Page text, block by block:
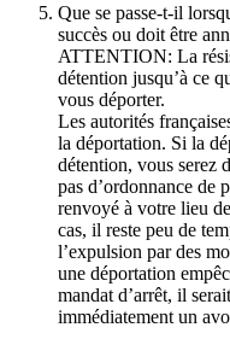
Que se passe-t-il
succès ou doit être
ATTENTION: La
détention jusqu’à ce
vous déporter.
Les autorités
la déportation. Si la
détention, vous serez
pas d’ordonnance de
renvoyé à votre lieu
cas, il reste peu de
l’expulsion par des
une déportation
mandat d’arrêt, il
immédiatement un